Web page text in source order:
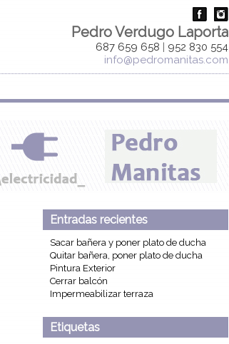
Pedro Verdugo Laporta
687 659 658 | 952 830 554
info@pedromanitas.com
Entradas recientes
Sacar bañera y poner plato de ducha
Quitar bañera, poner plato de ducha
Pintura Exterior
Cerrar balcón
Impermeabilizar terraza
Etiquetas